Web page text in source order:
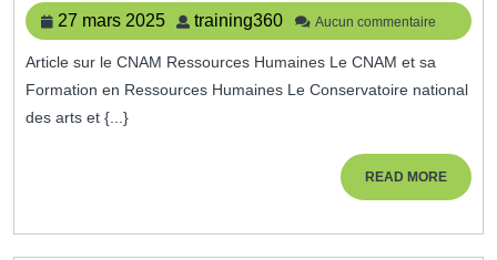
Ressources
Humaines
:
27 mars 2025
27
mars
2025
training360 training360
Aucun commentaire
Article sur le CNAM Ressources Humaines Le CNAM et sa
Formation en Ressources Humaines Le Conservatoire national
des arts et {...}
READ MOREREAD
MORE